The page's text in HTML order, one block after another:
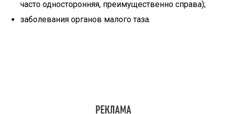
часто односторонняя, преимущественно справа);
заболевания органов малого таза.